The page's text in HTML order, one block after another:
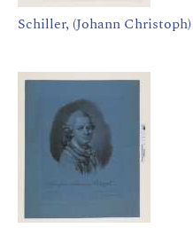
Schiller, (Johann